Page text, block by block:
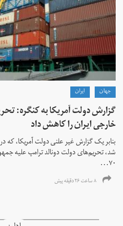
جهان ايران
خارجی ایران را کاهش داد
بنابر یک گزارش غیر علنی دولت آمریکا، که در
۷۰...
۸ ساعت ۲۶ دقیقه پیش